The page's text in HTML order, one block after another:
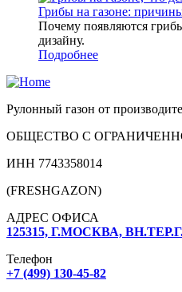
Грибы на газоне:
Почему появляются
дизайну.
Подробнее
Рулонный газон от
ОБЩЕСТВО С
ИНН 7743358014
(FRESHGAZON)
АДРЕС ОФИСА
125315, Г.МОСКВА,
Телефон
+7 (499) 130-45-82